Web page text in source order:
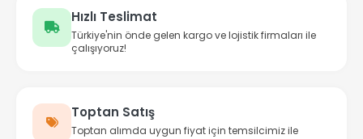
Hızlı Teslimat
Türkiye'nin önde gelen kargo ve lojistik firmaları ile
çalışıyoruz!
Toptan Satış
Toptan alımda uygun fiyat için temsilcimiz ile